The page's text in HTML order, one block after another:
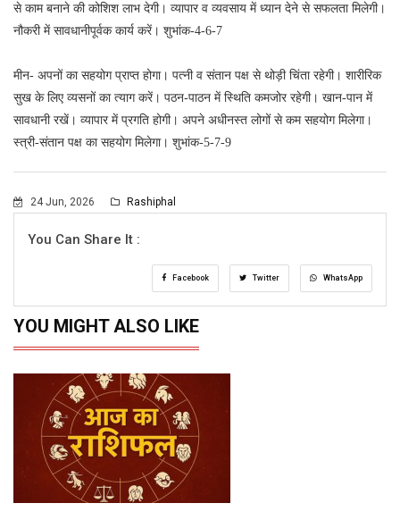
से काम बनाने की कोशिश लाभ देगी। व्यापार व व्यवसाय में ध्यान देने से सफलता मिलेगी।
नौकरी में सावधानीपूर्वक कार्य करें। शुभांक-4-6-7
मीन- अपनों का सहयोग प्राप्त होगा। पत्नी व संतान पक्ष से थोड़ी चिंता रहेगी। शारीरिक
सुख के लिए व्यसनों का त्याग करें। पठन-पाठन में स्थिति कमजोर रहेगी। खान-पान में
सावधानी रखें। व्यापार में प्रगति होगी। अपने अधीनस्त लोगों से कम सहयोग मिलेगा।
स्त्री-संतान पक्ष का सहयोग मिलेगा। शुभांक-5-7-9
24 Jun, 2026 Rashiphal
You Can Share It :
Facebook Twitter WhatsApp
YOU MIGHT ALSO LIKE